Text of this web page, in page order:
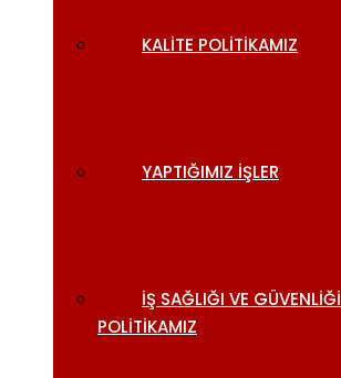
KALITE POLITIKAMIZ
YAPTIĞIMIZ İŞLER
İŞ SAĞLIĞI VE GÜVENLIĞI
POLITIKAMIZ